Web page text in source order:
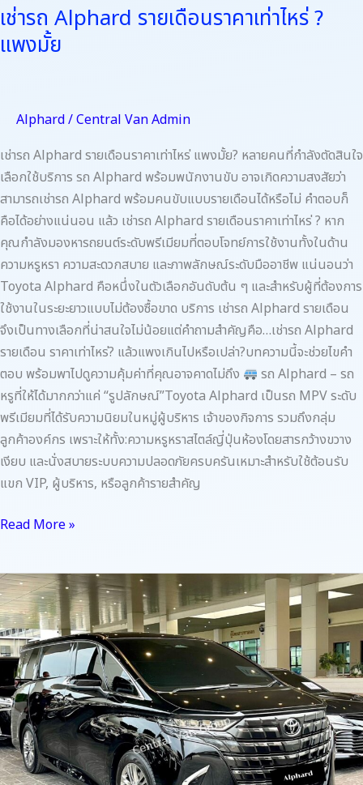
เช่ารถ Alphard รายเดือนราคาเท่าไหร่ ?
แพงมั้ย
Alphard/Central Van Admin
เช่ารถ Alphard รายเดือนราคาเท่าไหร่ แพงมั้ย? หลายคนที่กำลังตัดสินใจ
เลือกใช้บริการ รถ Alphard พร้อมพนักงานขับ อาจเกิดความสงสัยว่า
สามารถเช่ารถ Alphard พร้อมคนขับแบบรายเดือนได้หรือไม่ คำตอบก็
คือได้อย่างแน่นอน แล้ว เช่ารถ Alphard รายเดือนราคาเท่าไหร่ ? หาก
คุณกำลังมองหารถยนต์ระดับพรีเมียมที่ตอบโจทย์การใช้งานทั้งในด้าน
ความหรูหรา ความสะดวกสบาย และภาพลักษณ์ระดับมืออาชีพ แน่นอนว่า
Toyota Alphard คือหนึ่งในตัวเลือกอันดับต้น ๆ และสำหรับผู้ที่ต้องการ
ใช้งานในระยะยาวแบบไม่ต้องซื้อขาด บริการ เช่ารถ Alphard รายเดือน
จึงเป็นทางเลือกที่น่าสนใจไม่น้อยแต่คำถามสำคัญคือ…เช่ารถ Alphard
รายเดือน ราคาเท่าไหร่? แล้วแพงเกินไปหรือเปล่า?บทความนี้จะช่วยไขคำ
ตอบ พร้อมพาไปดูความคุ้มค่าที่คุณอาจคาดไม่ถึง
รถ Alphard – รถ
หรูที่ให้ได้มากกว่าแค่ “รูปลักษณ์”Toyota Alphard เป็นรถ MPV ระดับ
พรีเมียมที่ได้รับความนิยมในหมู่ผู้บริหาร เจ้าของกิจการ รวมถึงกลุ่ม
ลูกค้าองค์กร เพราะให้ทั้ง:ความหรูหราสไตล์ญี่ปุ่นห้องโดยสารกว้างขวาง
เงียบ และนั่งสบายระบบความปลอดภัยครบครันเหมาะสำหรับใช้ต้อนรับ
แขก VIP, ผู้บริหาร, หรือลูกค้ารายสำคัญ
Read More »
ทริป
ธุรกิจ
ต้อนรับ
ลูกค้า
คน
สำคัญ
เลือก
บริการ
รถ
Alphard